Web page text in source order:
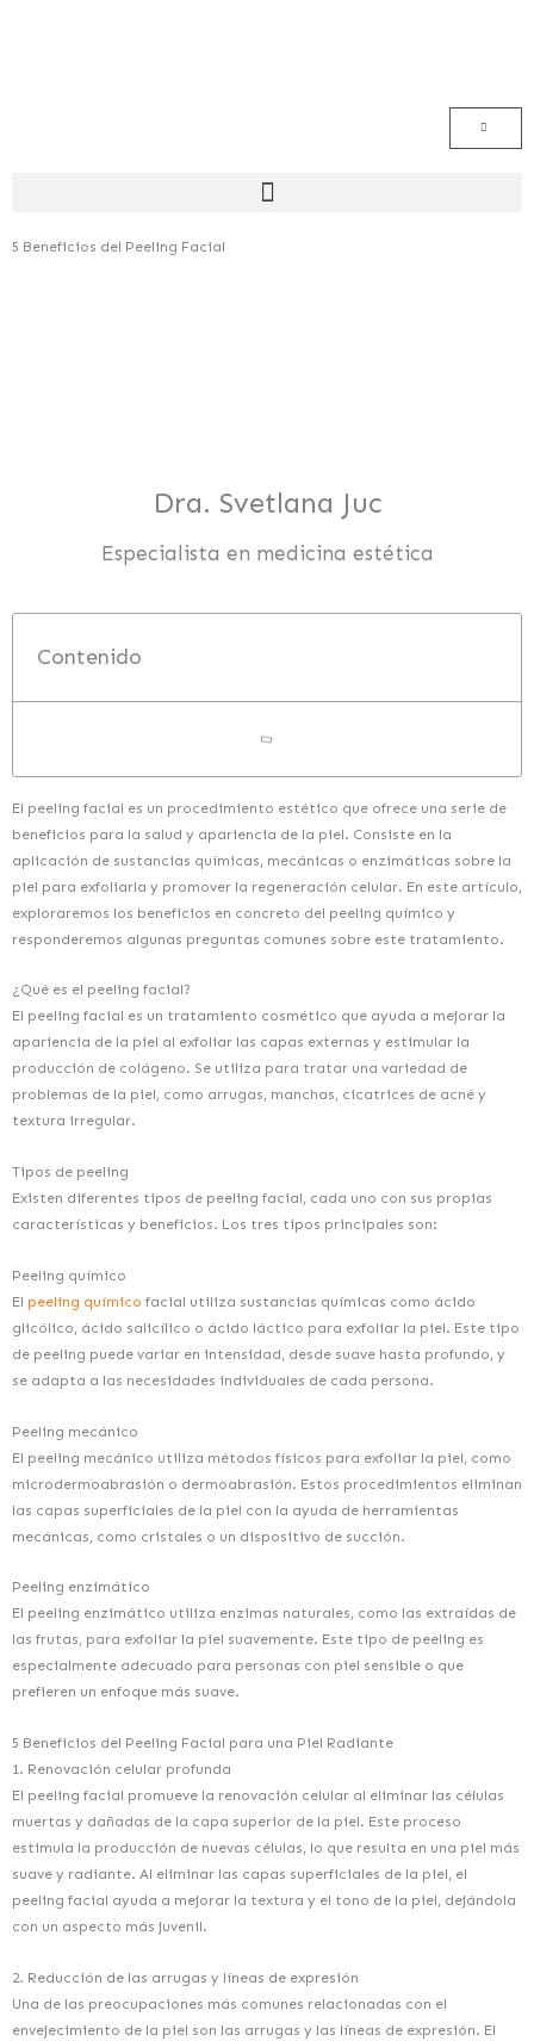
Menú
5 Beneficios del Peeling Facial
Dra. Svetlana Juc
Especialista en medicina estética
Contenido
El peeling facial es un procedimiento estético que ofrece una serie de
beneficios para la salud y apariencia de la piel. Consiste en la
aplicación de sustancias químicas, mecánicas o enzimáticas sobre la
piel para exfoliarla y promover la regeneración celular. En este artículo,
exploraremos los beneficios en concreto del peeling químico y
responderemos algunas preguntas comunes sobre este tratamiento.
¿Qué es el peeling facial?
El peeling facial es un tratamiento cosmético que ayuda a mejorar la
apariencia de la piel al exfoliar las capas externas y estimular la
producción de colágeno. Se utiliza para tratar una variedad de
problemas de la piel, como arrugas, manchas, cicatrices de acné y
textura irregular.
Tipos de peeling
Existen diferentes tipos de peeling facial, cada uno con sus propias
características y beneficios. Los tres tipos principales son:
Peeling químico
El peeling químico facial utiliza sustancias químicas como ácido
glicólico, ácido salicílico o ácido láctico para exfoliar la piel. Este tipo
de peeling puede variar en intensidad, desde suave hasta profundo, y
se adapta a las necesidades individuales de cada persona.
Peeling mecánico
El peeling mecánico utiliza métodos físicos para exfoliar la piel, como
microdermoabrasión o dermoabrasión. Estos procedimientos eliminan
las capas superficiales de la piel con la ayuda de herramientas
mecánicas, como cristales o un dispositivo de succión.
Peeling enzimático
El peeling enzimático utiliza enzimas naturales, como las extraídas de
las frutas, para exfoliar la piel suavemente. Este tipo de peeling es
especialmente adecuado para personas con piel sensible o que
prefieren un enfoque más suave.
5 Beneficios del Peeling Facial para una Piel Radiante
1. Renovación celular profunda
El peeling facial promueve la renovación celular al eliminar las células
muertas y dañadas de la capa superior de la piel. Este proceso
estimula la producción de nuevas células, lo que resulta en una piel más
suave y radiante. Al eliminar las capas superficiales de la piel, el
peeling facial ayuda a mejorar la textura y el tono de la piel, dejándola
con un aspecto más juvenil.
2. Reducción de las arrugas y líneas de expresión
Una de las preocupaciones más comunes relacionadas con el
envejecimiento de la piel son las arrugas y las líneas de expresión. El